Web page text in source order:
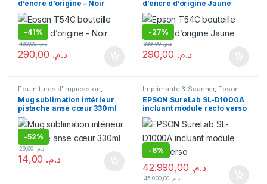
Fournitures d'impression
d’encre d’origine – Noir
-41%
د.م.
د.م.490,00
d’encre d’origine Jaune
-27%
د.م.
د.م.399,00
Fournitures d'impression,
Consommables Sublimation &
DTF, Sublimation
Mug sublimation intérieur
pistache anse cœur 330ml
-52%
د.م.
د.م.29,00
Imprimante & Scanner, Epson,
Fournitures d'impression,
Imprimante
EPSON SureLab SL-D1000A
incluant module recto verso
-6%
د.م.
د.م.45.900,00